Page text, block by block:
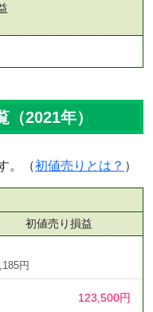
2021年）
。（初値売りとは？ ）
初値売り損益
円
123,500円